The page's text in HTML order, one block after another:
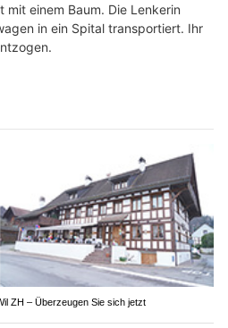
mit einem Baum. Die Lenkerin
in ein Spital transportiert. Ihr
ZH – Überzeugen Sie sich jetzt